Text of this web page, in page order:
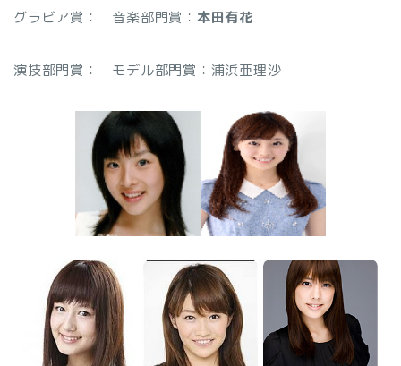
グラビア賞： 音楽部門賞： 本田有花
演技部門賞： モデル部門賞：浦浜亜理沙